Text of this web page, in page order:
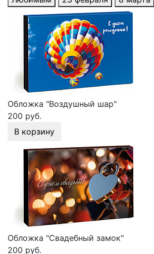
Обложка "Воздушный шар"
200 руб.
В корзину
Обложка "Свадебный замок"
200 руб.